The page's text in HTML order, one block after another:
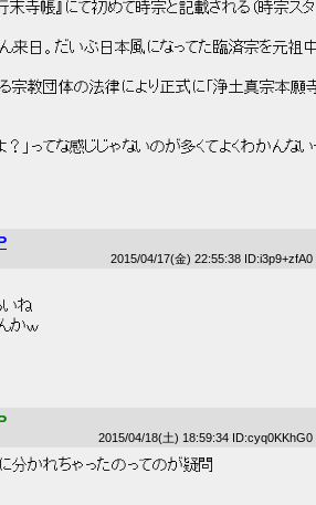
寺帳』にて初めて時宗と記載される（時宗スタ
日。だいぶ日本風になってた臨済宗を元祖中
教団体の法律により正式に「浄土真宗本願寺
？」ってな感じじゃないのが多くてよくわかんな
2015/04/17(金) 22:55:38 ID:i3p9+zfA0
いね
かｗ
2015/04/18(土) 18:59:34 ID:cyq0KKhG0
分かれちゃったのってのが疑問